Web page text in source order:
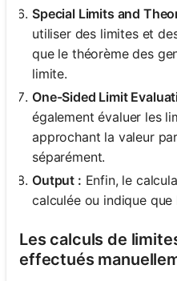
Special Limits and
utiliser des limites et
que le théorème des
limite.
One-Sided Limit
également évaluer les
approchant la valeur
séparément.
Output : Enfin, le
calculée ou indique
Les calculs de
effectués